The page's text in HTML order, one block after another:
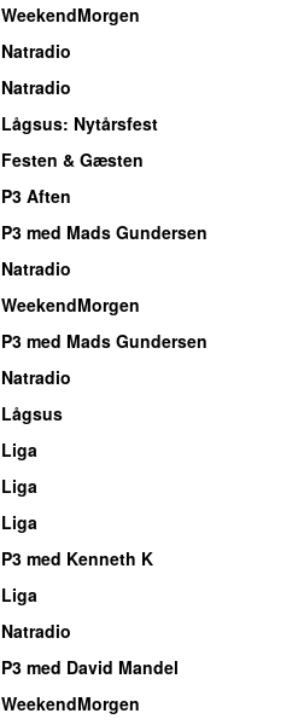
WeekendMorgen
Natradio
Natradio
Lågsus: Nytårsfest
Festen & Gæsten
P3 Aften
P3 med Mads Gundersen
Natradio
WeekendMorgen
P3 med Mads Gundersen
Natradio
Lågsus
Liga
Liga
Liga
P3 med Kenneth K
Liga
Natradio
P3 med David Mandel
WeekendMorgen